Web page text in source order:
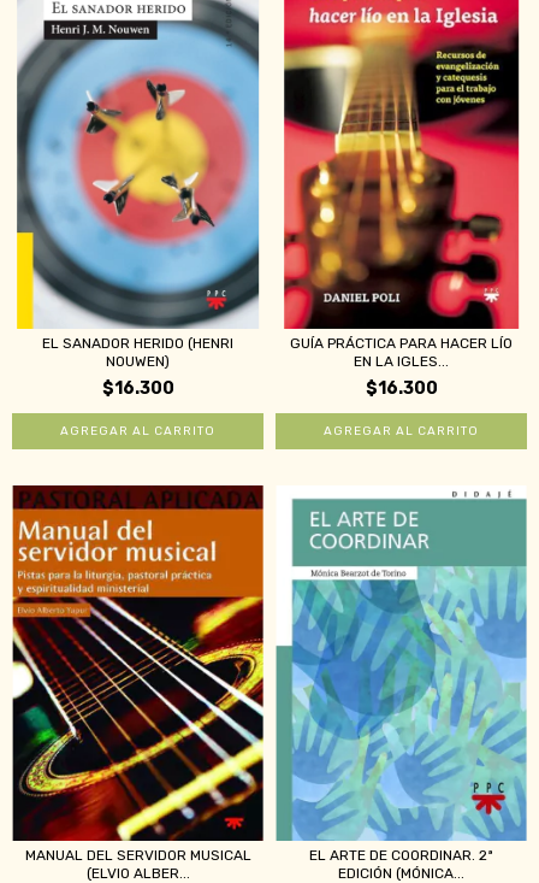
EL SANADOR HERIDO (HENRI
NOUWEN)
$16.300
GUÍA PRÁCTICA PARA HACER LÍO
EN LA IGLES...
$16.300
MANUAL DEL SERVIDOR MUSICAL
(ELVIO ALBER...
EL ARTE DE COORDINAR. 2ª
EDICIÓN (MÓNICA...